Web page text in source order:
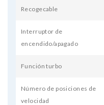
Recogecable
Interruptor de
encendido/apagado
Función turbo
Número de posiciones de
velocidad